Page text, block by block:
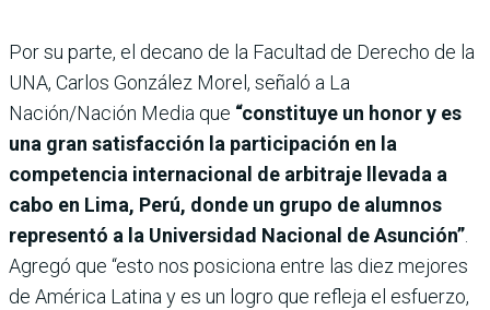
Por su parte, el decano de la Facultad de Derecho de la
UNA, Carlos González Morel, señaló a La
Nación/Nación Media que “constituye un honor y es
una gran satisfacción la participación en la
competencia internacional de arbitraje llevada a
cabo en Lima, Perú, donde un grupo de alumnos
representó a la Universidad Nacional de Asunción”
Agregó que “esto nos posiciona entre las diez mejores
de América Latina y es un logro que refleja el esfuerzo,